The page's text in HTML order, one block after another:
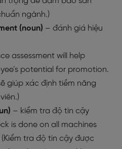
ngành.)
(noun) – đánh giá hiệu
assessment will help
potential for promotion.
giúp xác định tiềm năng
– kiểm tra độ tin cậy
is done on all machines
tra độ tin cậy được